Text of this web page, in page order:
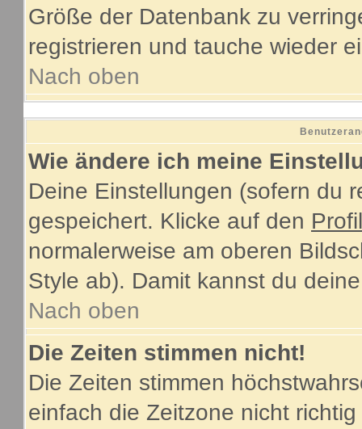
Größe der Datenbank zu
registrieren und tauche wieder
Nach oben
Wie ändere ich meine
Deine Einstellungen (sofern du
gespeichert. Klicke auf den Profil
normalerweise am oberen
Style ab). Damit kannst du
Nach oben
Die Zeiten stimmen nicht!
Die Zeiten stimmen
einfach die Zeitzone nicht